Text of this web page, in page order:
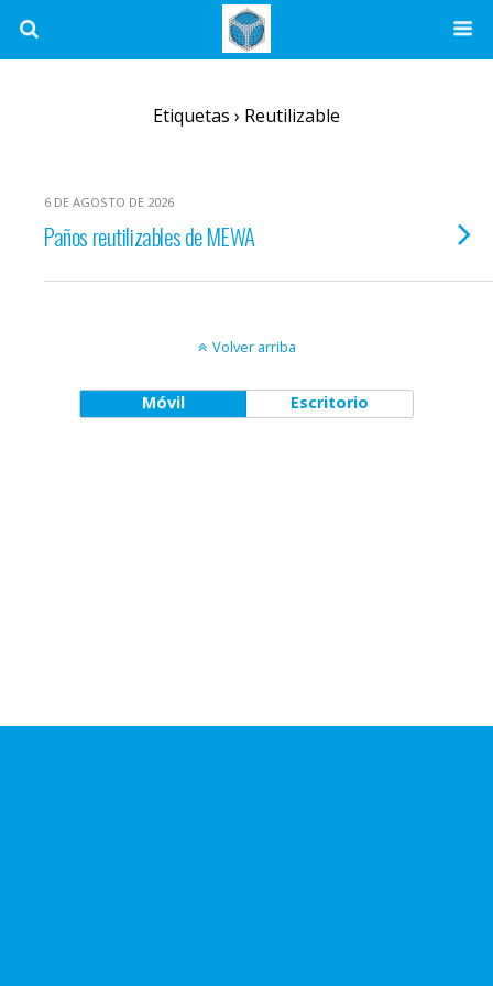
Etiquetas › Reutilizable
6 DE AGOSTO DE 2026
Paños reutilizables de MEWA
Volver arriba
Móvil Escritorio